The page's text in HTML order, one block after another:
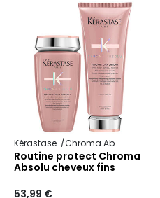
Kérastase Chroma Absolu
Routine protect Chroma
Absolu cheveux fins
53,99 €